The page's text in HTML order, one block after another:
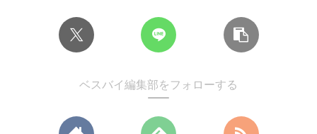
ベスバイ編集部をフォローする